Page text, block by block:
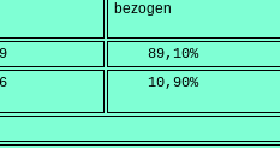
bezogen
    89,10
%
    10,90
%